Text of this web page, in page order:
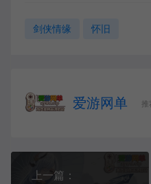
剑侠情缘 怀旧
爱游网单
上一篇：